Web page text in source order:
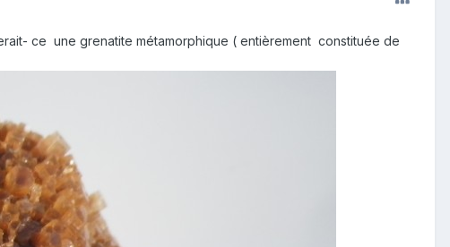
ce une grenatite métamorphique ( entièrement constituée de